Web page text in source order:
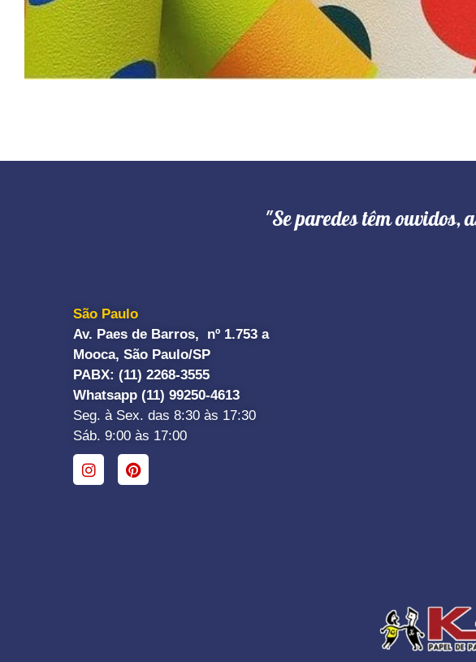
"Se paredes têm ouvidos,
São Paulo
Av. Paes de Barros, nº 1.753 a
Mooca, São Paulo/SP
PABX: (11) 2268-3555
Whatsapp (11) 99250-4613
Seg. à Sex. das 8:30 às 17:30
Sáb. 9:00 às 17:00